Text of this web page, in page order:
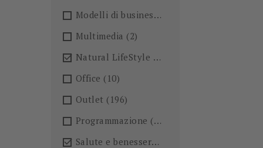
Modelli di business(57)
Multimedia (2)
 Natural LifeStyle
(4)
Office (10)
Outlet (196)
Programmazione (26)
 Salute e benessere